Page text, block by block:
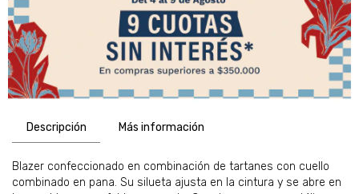
Descripción Más información
Blazer confeccionado en combinación de tartanes con cuello
combinado en pana. Su silueta ajusta en la cintura y se abre en